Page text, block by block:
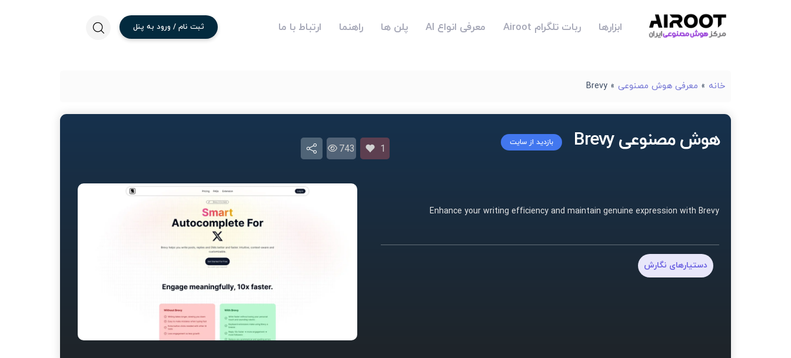
ابزارها ربات تلگرام Airoot معرفی انواع AI پلن ها راهنما ارتباط با ما ثبت نام / ورود به پنل
خانه » معرفی هوش مصنوعی »
Brevy
هوش مصنوعی Brevy بازدید از سایت
1
743
Enhance your writing efficiency and maintain genuine expression with Brevy
دستیارهای نگارش